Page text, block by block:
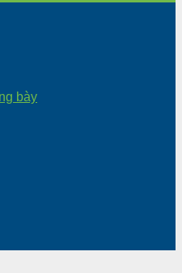
bày